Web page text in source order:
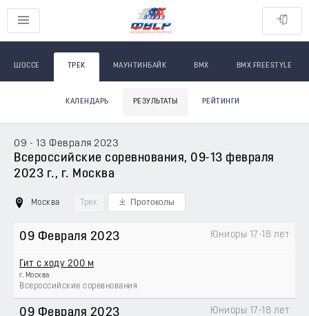
ШОССЕ ТРЕК МАУНТИНБАЙК BMX BMX FREESTYLE
КАЛЕНДАРЬ РЕЗУЛЬТАТЫ РЕЙТИНГИ
09 - 13 Февраля 2023
Всероссийские соревнования, 09-13 февраля
2023 г., г. Москва
Москва Трек Протоколы
09 Февраля 2023
Гит с ходу 200 м
г. Москва
Всероссийские соревнования
Юниоры 17-18 лет
09 Февраля 2023 Юниоры 17-18 лет